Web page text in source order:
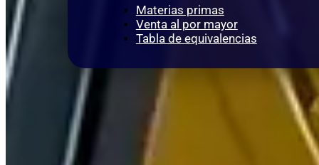
Materias primas
Venta al por mayor
Tabla de equivalencias